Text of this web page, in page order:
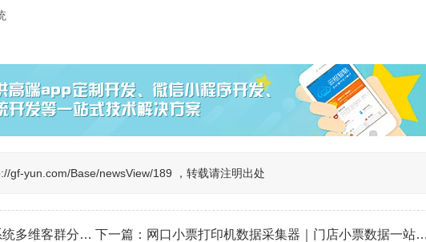
gf-yun.com/Base/newsView/189 ，转载请注明出处
据重构菜场经营逻辑 下一篇： 网口小票打印机数据采集器｜门店小票数据一站式采集终端